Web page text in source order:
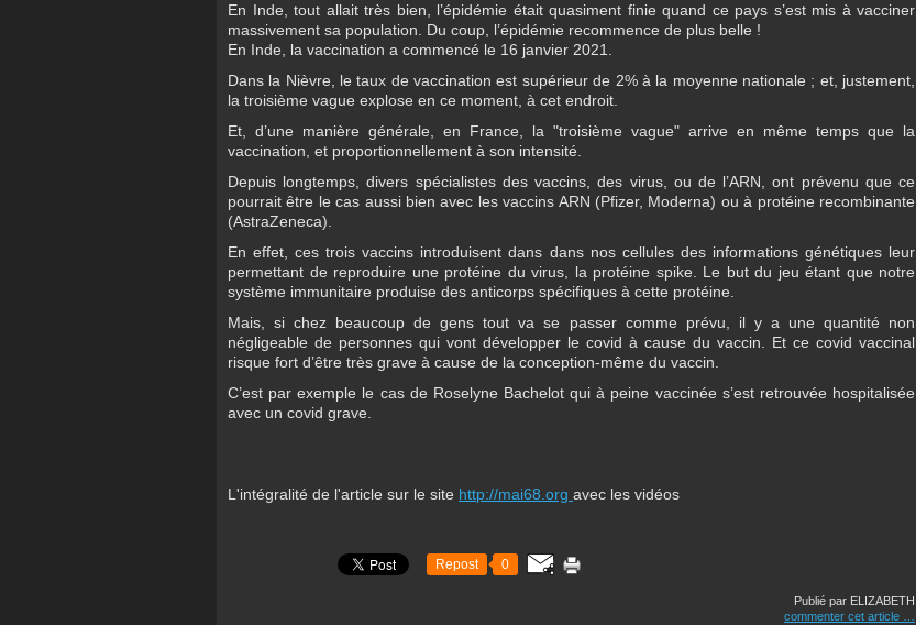
En Inde, tout allait très bien, l’épidémie était quasiment finie quand ce pays s’est mis à vacciner
massivement sa population. Du coup, l’épidémie recommence de plus belle !
En Inde, la vaccination a commencé le 16 janvier 2021.
Dans la Nièvre, le taux de vaccination est supérieur de 2% à la moyenne nationale ; et, justement,
la troisième vague explose en ce moment, à cet endroit.
Et, d’une manière générale, en France, la "troisième vague" arrive en même temps que la
vaccination, et proportionnellement à son intensité.
Depuis longtemps, divers spécialistes des vaccins, des virus, ou de l’ARN, ont prévenu que ce
pourrait être le cas aussi bien avec les vaccins ARN (Pfizer, Moderna) ou à protéine recombinante
(AstraZeneca).
En effet, ces trois vaccins introduisent dans dans nos cellules des informations génétiques leur
permettant de reproduire une protéine du virus, la protéine spike. Le but du jeu étant que notre
système immunitaire produise des anticorps spécifiques à cette protéine.
Mais, si chez beaucoup de gens tout va se passer comme prévu, il y a une quantité non
négligeable de personnes qui vont développer le covid à cause du vaccin. Et ce covid vaccinal
risque fort d’être très grave à cause de la conception-même du vaccin.
C’est par exemple le cas de Roselyne Bachelot qui à peine vaccinée s’est retrouvée hospitalisée
avec un covid grave.
L'intégralité de l'article sur le site http://mai68.org avec les vidéos
Repost 0
Publié par ELIZABETH
commenter cet article